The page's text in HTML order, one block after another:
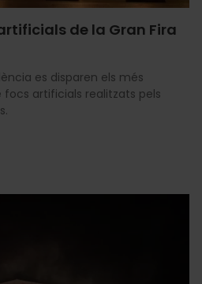
de la Gran Fira
es disparen els més
artificials realitzats pels